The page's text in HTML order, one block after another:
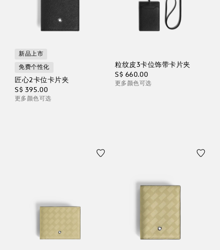
新品上市
免费个性化
匠心2卡位卡片夹
S$ 395.00
更多颜色可选
粒纹皮3卡位饰带卡片夹
S$ 660.00
更多颜色可选